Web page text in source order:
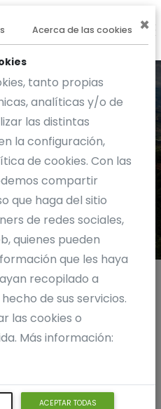
0 ×
Acerca de las cookies
tanto propias
analíticas y/o de
las distintas
la configuración,
de cookies. Con las
compartir
que haga del sitio
de redes sociales,
quienes pueden
que les haya
recopilado a
de sus servicios.
las cookies o
Más información:
ACEPTAR TODAS